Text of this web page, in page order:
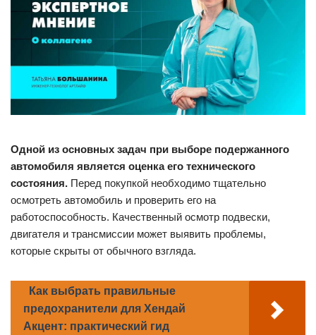
Одной из основных задач при выборе подержанного
автомобиля является оценка его технического
состояния. Перед покупкой необходимо тщательно
осмотреть автомобиль и проверить его на
работоспособность. Качественный осмотр подвески,
двигателя и трансмиссии может выявить проблемы,
которые скрыты от обычного взгляда.
Как выбрать правильные
предохранители для Хендай
Акцент: практический гид